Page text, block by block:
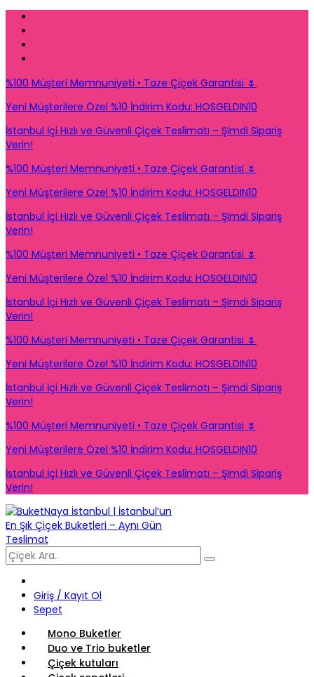
%100 Müşteri Memnuniyeti • Taze Çiçek Garantisi 🌷
Yeni Müşterilere Özel %10 İndirim Kodu: HOSGELDIN10
İstanbul İçi Hızlı ve Güvenli Çiçek Teslimatı – Şimdi Sipariş
Verin!
%100 Müşteri Memnuniyeti • Taze Çiçek Garantisi 🌷
Yeni Müşterilere Özel %10 İndirim Kodu: HOSGELDIN10
İstanbul İçi Hızlı ve Güvenli Çiçek Teslimatı – Şimdi Sipariş
Verin!
%100 Müşteri Memnuniyeti • Taze Çiçek Garantisi 🌷
Yeni Müşterilere Özel %10 İndirim Kodu: HOSGELDIN10
İstanbul İçi Hızlı ve Güvenli Çiçek Teslimatı – Şimdi Sipariş
Verin!
%100 Müşteri Memnuniyeti • Taze Çiçek Garantisi 🌷
Yeni Müşterilere Özel %10 İndirim Kodu: HOSGELDIN10
İstanbul İçi Hızlı ve Güvenli Çiçek Teslimatı – Şimdi Sipariş
Verin!
%100 Müşteri Memnuniyeti • Taze Çiçek Garantisi 🌷
Yeni Müşterilere Özel %10 İndirim Kodu: HOSGELDIN10
İstanbul İçi Hızlı ve Güvenli Çiçek Teslimatı – Şimdi Sipariş
Verin!
Giriş / Kayıt Ol
Sepet
Mono Buketler
Duo ve Trio buketler
Çiçek kutuları